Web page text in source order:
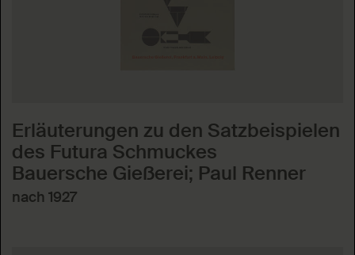
Erläuterungen zu den Satzbeispielen
des Futura Schmuckes
Bauersche Gießerei; Paul Renner
nach 1927